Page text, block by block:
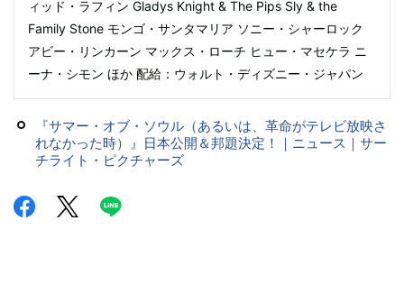
ィッド・ラフィン Gladys Knight & The Pips Sly & the
Family Stone モンゴ・サンタマリア ソニー・シャーロック
アビー・リンカーン マックス・ローチ ヒュー・マセケラ ニ
ーナ・シモン ほか 配給：ウォルト・ディズニー・ジャパン
『サマー・オブ・ソウル（あるいは、革命がテレビ放映さ
れなかった時）』日本公開＆邦題決定！｜ニュース｜サー
チライト・ピクチャーズ